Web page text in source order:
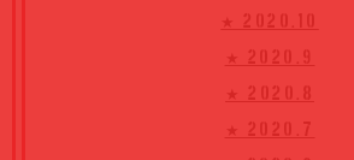
★ 2020.10
★ 2020.9
★ 2020.8
★ 2020.7